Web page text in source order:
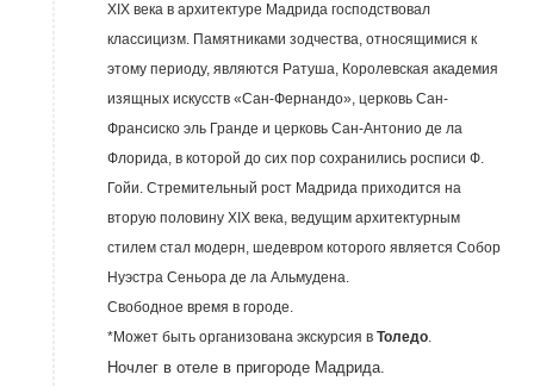
XIX века в архитектуре Мадрида господствовал
классицизм. Памятниками зодчества, относящимися к
этому периоду, являются Ратуша, Королевская академия
изящных искусств «Сан-Фернандо», церковь Сан-
Франсиско эль Гранде и церковь Сан-Антонио де ла
Флорида, в которой до сих пор сохранились росписи Ф.
Гойи. Стремительный рост Мадрида приходится на
вторую половину XIX века, ведущим архитектурным
стилем стал модерн, шедевром которого является Собор
Нуэстра Сеньора де ла Альмудена.
Свободное время в городе.
*Может быть организована экскурсия в Толедо.
Ночлег в отеле в пригороде Мадрида.